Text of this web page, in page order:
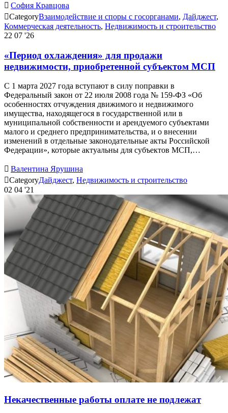
 София Кравцова
CategoryВзаимодействие и споры с госорганами, Дайджест,
Коммерческая деятельность, Недвижимость и строительство
22 07 '26
«Период охлаждения» для продажи
недвижимости, приобретенной субъектом МСП
С 1 марта 2027 года вступают в силу поправки в
Федеральный закон от 22 июля 2008 года № 159-ФЗ «Об
особенностях отчуждения движимого и недвижимого
имущества, находящегося в государственной или в
муниципальной собственности и арендуемого субъектами
малого и среднего предпринимательства, и о внесении
изменений в отдельные законодательные акты Российской
Федерации», которые актуальны для субъектов МСП,…
 Валентина Ярушина
CategoryДайджест, Недвижимость и строительство
02 04 '21
Некачественные работы оплате не подлежат